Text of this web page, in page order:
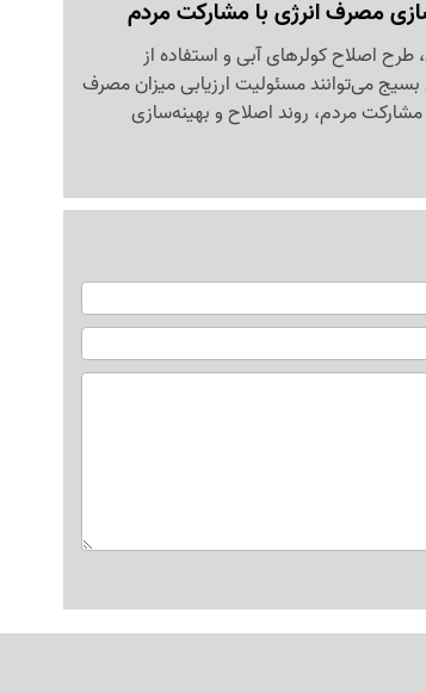
مصرف انرژی با مشارکت مردم
طرح اصلاح کولرهای آبی و استفاده از
می‌توانند مسئولیت ارزیابی میزان مصرف
مشارکت مردم، روند اصلاح و بهینه‌سازی